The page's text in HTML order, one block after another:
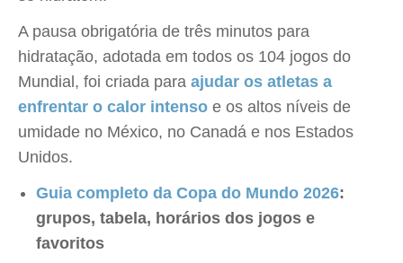
A pausa obrigatória de três minutos para
hidratação, adotada em todos os 104 jogos do
Mundial, foi criada para ajudar os atletas a
enfrentar o calor intenso e os altos níveis de
umidade no México, no Canadá e nos Estados
Unidos.
Guia completo da Copa do Mundo 2026:
grupos, tabela, horários dos jogos e
favoritos